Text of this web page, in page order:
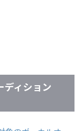
ディション